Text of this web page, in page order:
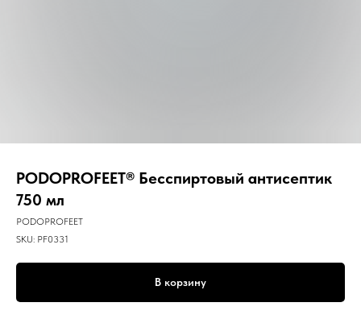
PODOPROFEET® Бесспиртовый антисептик
750 мл
PODOPROFEET
SKU: PF0331
В корзину